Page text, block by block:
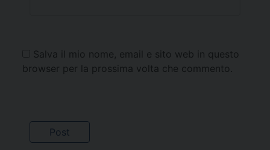
Salva il mio nome, email e sito web in questo
browser per la prossima volta che commento.